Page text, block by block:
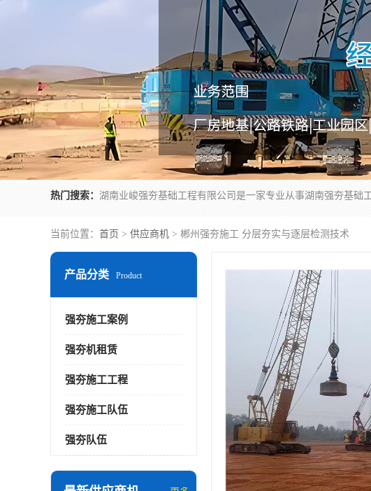
热门搜索：
当前位置： 首页 > 供应商机 > 郴州强夯施工 分层夯实与逐层检测技术
产品分类 Product
强夯施工案例
强夯机租赁
强夯施工工程
强夯施工队伍
强夯队伍